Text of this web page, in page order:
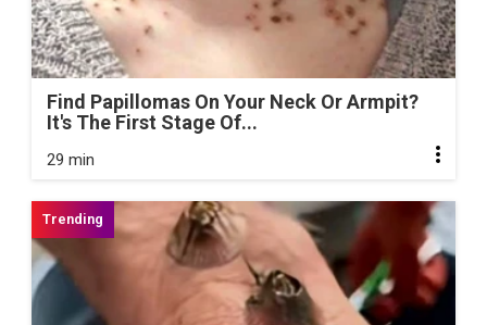
Find Papillomas On Your Neck Or Armpit?
It's The First Stage Of...
29 min